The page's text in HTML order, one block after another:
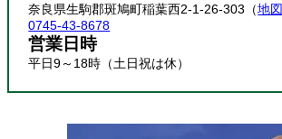
奈良県生駒郡斑鳩町稲葉西2-1-26-303（地図
0745-43-8678
営業日時
平日9～18時（土日祝は休）